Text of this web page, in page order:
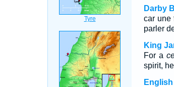
Darby
car une
parler
King
For a
spirit,